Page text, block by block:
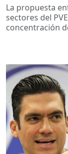
La propuesta
sectores del
concentración